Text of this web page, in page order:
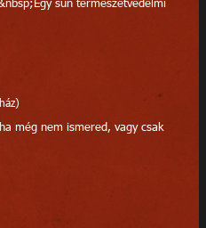
még nem ismered, vagy csak